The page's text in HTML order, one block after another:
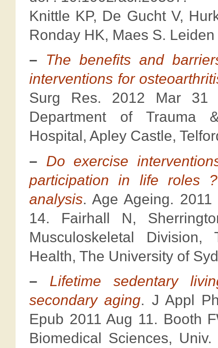
Knittle KP, De Gucht V,
Ronday HK, Maes S.
–
The benefits and
interventions for
Surg Res. 2012 Mar 31
Department of Trauma
Hospital, Apley Castle,
–
Do exercise
participation in life roles
analysis. Age Ageing.
14. Fairhall N,
Musculoskeletal
Health, The University of
–
Lifetime sedentary
secondary aging. J Appl
Epub 2011 Aug 11. Booth
Biomedical Sciences,